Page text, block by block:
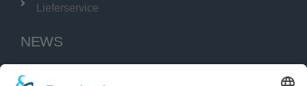
Lieferservice
NEWS